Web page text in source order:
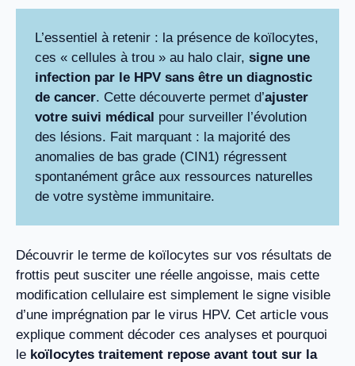
L’essentiel à retenir : la présence de koïlocytes,
ces « cellules à trou » au halo clair, signe une
infection par le HPV sans être un diagnostic
de cancer. Cette découverte permet d’ajuster
votre suivi médical pour surveiller l’évolution
des lésions. Fait marquant : la majorité des
anomalies de bas grade (CIN1) régressent
spontanément grâce aux ressources naturelles
de votre système immunitaire.
Découvrir le terme de koïlocytes sur vos résultats de
frottis peut susciter une réelle angoisse, mais cette
modification cellulaire est simplement le signe visible
d’une imprégnation par le virus HPV. Cet article vous
explique comment décoder ces analyses et pourquoi
le koïlocytes traitement repose avant tout sur la